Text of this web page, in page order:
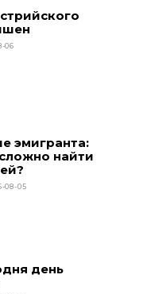
06
эмигранта:
найти
08-05
день